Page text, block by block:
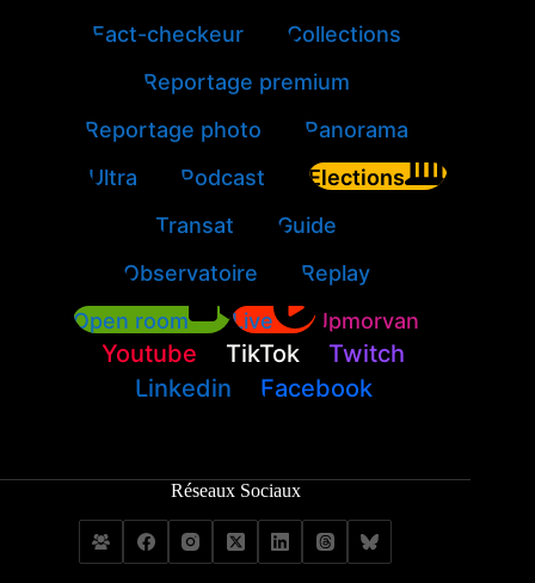
Fact-checkeur
Collections
Reportage premium
Reportage photo
Panorama
Ultra
Podcast
Elections
Transat
Guide
Observatoire
Replay
Open room
Live Jpmorvan
Youtube TikTok
Twitch
Linkedin
Facebook
Réseaux Sociaux